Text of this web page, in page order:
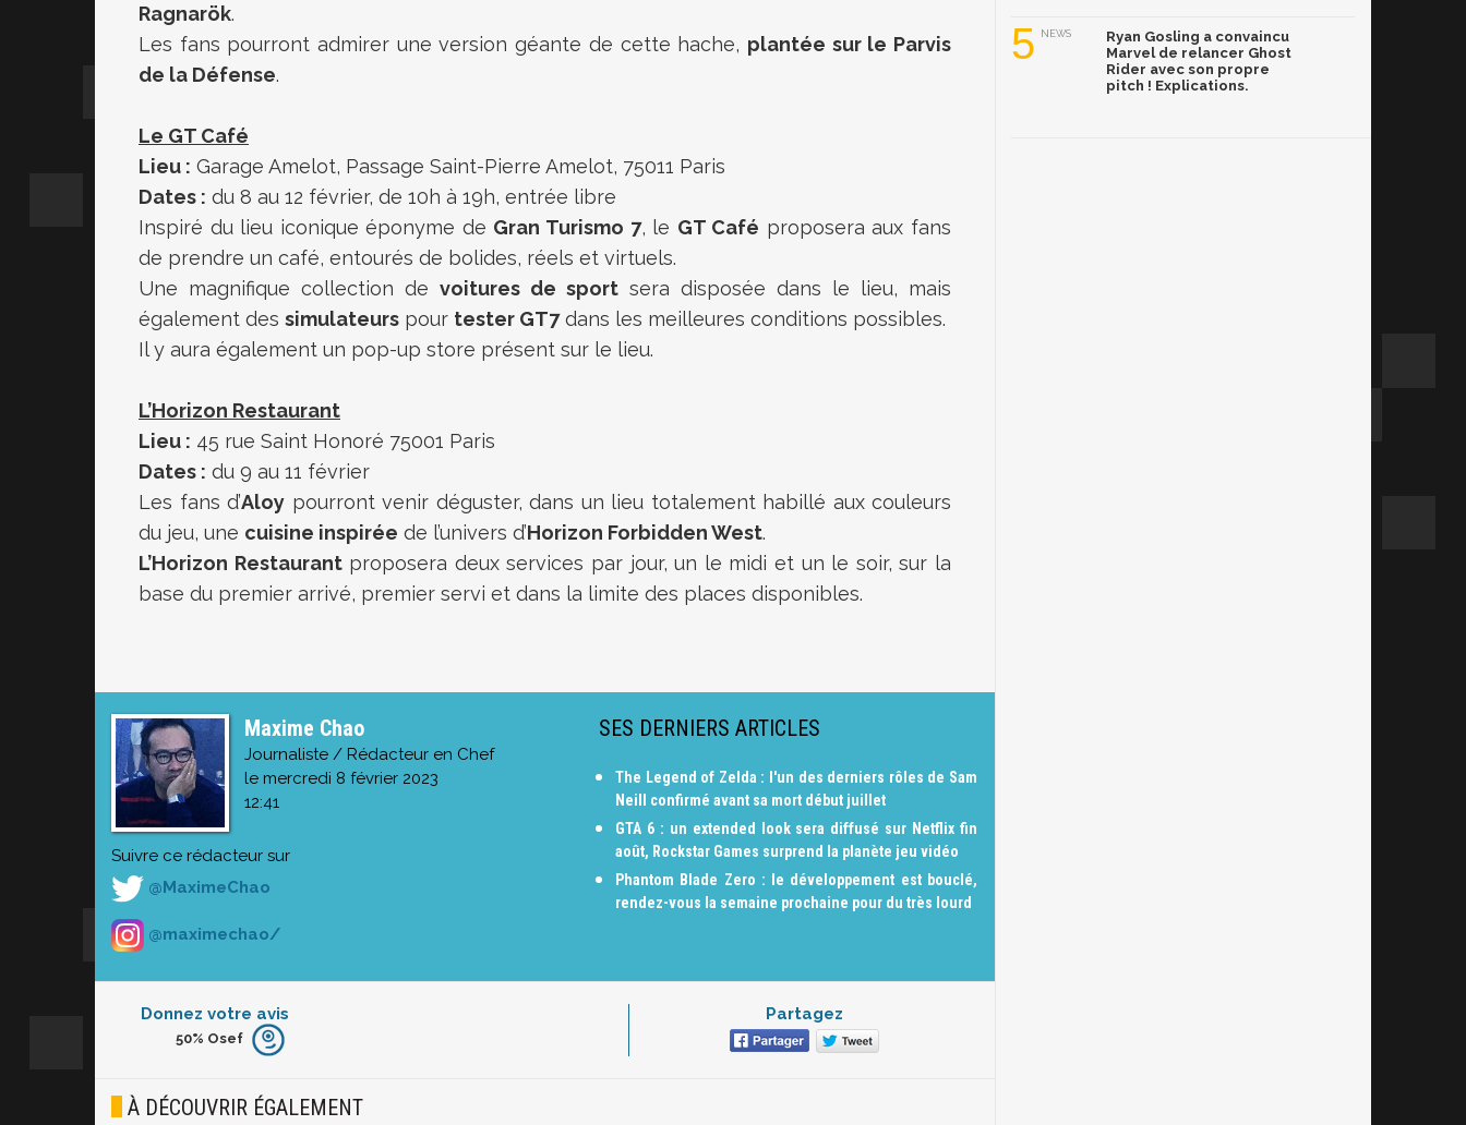
Ragnarök.
Les fans pourront admirer une version géante de cette hache, plantée sur le Parvis
de la Défense.
Le GT Café
Lieu : Garage Amelot, Passage Saint-Pierre Amelot, 75011 Paris
Dates : du 8 au 12 février, de 10h à 19h, entrée libre
Inspiré du lieu iconique éponyme de Gran Turismo 7, le GT Café proposera aux fans
de prendre un café, entourés de bolides, réels et virtuels.
Une magnifique collection de voitures de sport sera disposée dans le lieu, mais
également des simulateurs pour tester GT7dans les meilleures conditions possibles.
Il y aura également un pop-up store présent sur le lieu.
L’Horizon Restaurant
Lieu : 45 rue Saint Honoré 75001 Paris
Dates : du 9 au 11 février
Les fans d’Aloy pourront venir déguster, dans un lieu totalement habillé aux couleurs
du jeu, une cuisine inspirée de l’univers d’Horizon Forbidden West.
L’Horizon Restaurantproposera deux services par jour, un le midi et un le soir, sur la
base du premier arrivé, premier servi et dans la limite des places disponibles.
Maxime Chao
Journaliste / Rédacteur en Chef
le mercredi 8 février 2023
12:41
Suivre ce rédacteur sur
@MaximeChao
@maximechao/
SES DERNIERS ARTICLES
The Legend of Zelda : l'un des derniers rôles de Sam
Neill confirmé avant sa mort début juillet
GTA 6 : un extended look sera diffusé sur Netflix fin
août, Rockstar Games surprend la planète jeu vidéo
Phantom Blade Zero : le développement est bouclé,
rendez-vous la semaine prochaine pour du très lourd
Donnez votre avis
Furieux
50% Osef
Partagez
À DÉCOUVRIR ÉGALEMENT
5 NEWS
Ryan Gosling a convaincu
Marvel de relancer Ghost
Rider avec son propre
pitch ! Explications.